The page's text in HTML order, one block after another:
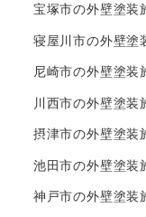
宝塚市の外壁塗装
寝屋川市の外壁塗
尼崎市の外壁塗装
川西市の外壁塗装
摂津市の外壁塗装
池田市の外壁塗装
神戸市の外壁塗装